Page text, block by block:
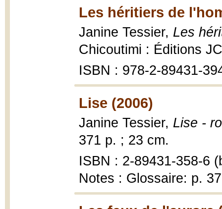
Les héritiers de
Janine Tessier, Les
Chicoutimi : Éditions
ISBN : 978-2-89431-
Lise (2006)
Janine Tessier, Lise -
371 p. ; 23 cm.
ISBN : 2-89431-358-6
Notes : Glossaire: p.